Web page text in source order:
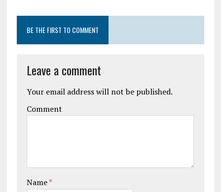
BE THE FIRST TO COMMENT
Leave a comment
Your email address will not be published.
Comment
Name*